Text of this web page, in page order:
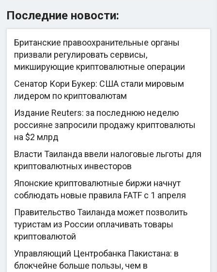
Последние новости:
Британские правоохранительные органы
призвали регулировать сервисы,
микширующие криптовалютные операции
Сенатор Кори Букер: США стали мировым
лидером по криптовалютам
Издание Reuters: за последнюю неделю
россияне запросили продажу криптовалюты
на $2 млрд
Власти Таиланда ввели налоговые льготы для
криптовалютных инвесторов
Японские криптовалютные биржи начнут
соблюдать новые правила FATF с 1 апреля
Правительство Таиланда может позволить
туристам из России оплачивать товары
криптовалютой
Управляющий Центробанка Пакистана: в
блокчейне больше пользы, чем в